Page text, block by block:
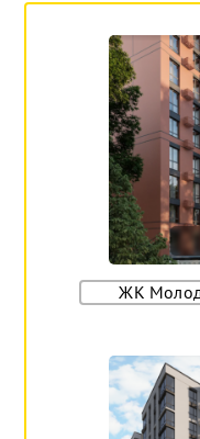
ЖК